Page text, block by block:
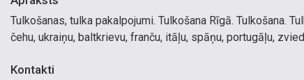
Tulkošanas, tulka pakalpojumi. Tulkošana Rīgā. Tulkošana.
čehu, ukraiņu, baltkrievu, franču, itāļu, spāņu, portugāļu,
Kontakti